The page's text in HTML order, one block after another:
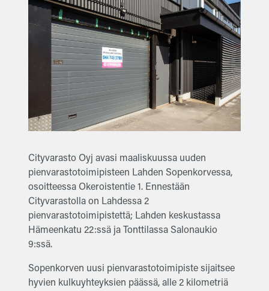
Cityvarasto Oyj avasi maaliskuussa uuden
pienvarastotoimipisteen Lahden Sopenkorvessa,
osoitteessa Okeroistentie 1. Ennestään
Cityvarastolla on Lahdessa 2
pienvarastotoimipistettä; Lahden keskustassa
Hämeenkatu 22:ssä ja Tonttilassa Salonaukio
9:ssä.
Sopenkorven uusi pienvarastotoimipiste sijaitsee
hyvien kulkuyhteyksien päässä, alle 2 kilometriä